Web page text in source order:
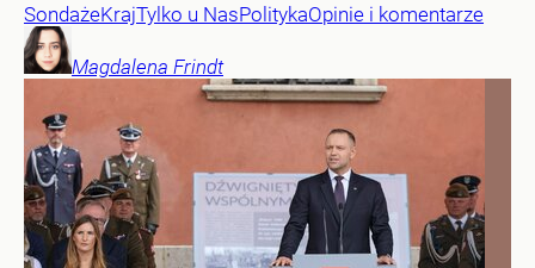
SondażeKrajTylko u NasPolitykaOpinie i komentarze
Magdalena Frindt